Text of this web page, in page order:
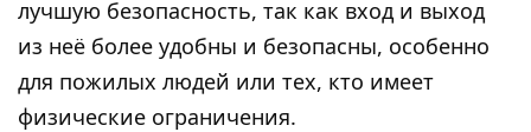
лучшую безопасность, так как вход и выход
из неё более удобны и безопасны, особенно
для пожилых людей или тех, кто имеет
физические ограничения.